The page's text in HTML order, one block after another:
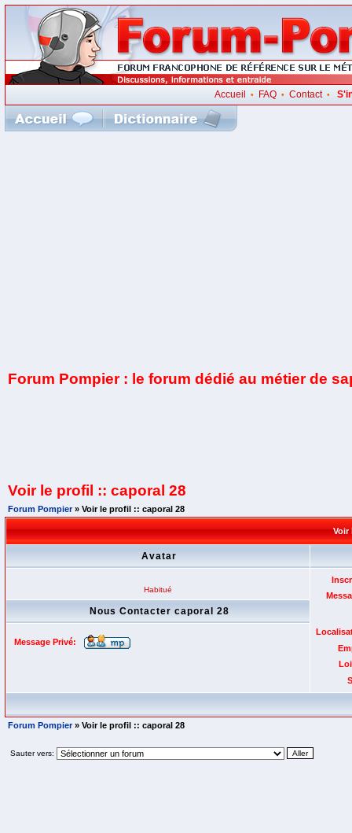
Accueil • FAQ •Contact•
Forum Pompier : le forum dédié au métier de
Voir le profil :: caporal 28
Forum Pompier» Voir le profil :: caporal 28
Voir
Avatar
Habitué
Nous Contacter caporal 28
Message Privé:
Forum Pompier» Voir le profil :: caporal 28
Sauter vers: